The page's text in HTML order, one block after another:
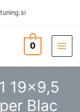
0
19×9,5
Blac